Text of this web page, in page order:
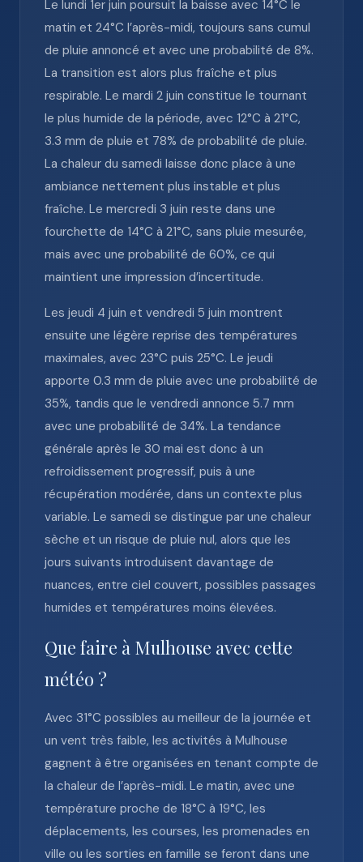
Le lundi 1er juin poursuit la baisse avec 14°C le
matin et 24°C l’après-midi, toujours sans cumul
de pluie annoncé et avec une probabilité de 8%.
La transition est alors plus fraîche et plus
respirable. Le mardi 2 juin constitue le tournant
le plus humide de la période, avec 12°C à 21°C,
3.3 mm de pluie et 78% de probabilité de pluie.
La chaleur du samedi laisse donc place à une
ambiance nettement plus instable et plus
fraîche. Le mercredi 3 juin reste dans une
fourchette de 14°C à 21°C, sans pluie mesurée,
mais avec une probabilité de 60%, ce qui
maintient une impression d’incertitude.
Les jeudi 4 juin et vendredi 5 juin montrent
ensuite une légère reprise des températures
maximales, avec 23°C puis 25°C. Le jeudi
apporte 0.3 mm de pluie avec une probabilité de
35%, tandis que le vendredi annonce 5.7 mm
avec une probabilité de 34%. La tendance
générale après le 30 mai est donc à un
refroidissement progressif, puis à une
récupération modérée, dans un contexte plus
variable. Le samedi se distingue par une chaleur
sèche et un risque de pluie nul, alors que les
jours suivants introduisent davantage de
nuances, entre ciel couvert, possibles passages
humides et températures moins élevées.
Que faire à Mulhouse avec cette
météo ?
Avec 31°C possibles au meilleur de la journée et
un vent très faible, les activités à Mulhouse
gagnent à être organisées en tenant compte de
la chaleur de l’après-midi. Le matin, avec une
température proche de 18°C à 19°C, les
déplacements, les courses, les promenades en
ville ou les sorties en famille se feront dans une